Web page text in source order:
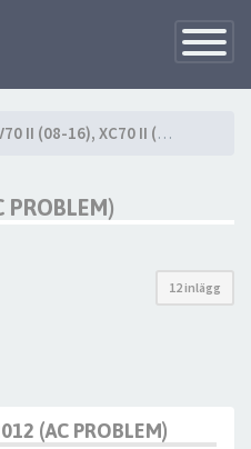
Toggle
(08-16), XC70 II (08-16)
PROBLEM)
12 inlägg
(AC PROBLEM)